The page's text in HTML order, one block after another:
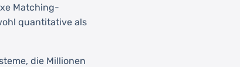
Matching-
quantitative als
die Millionen